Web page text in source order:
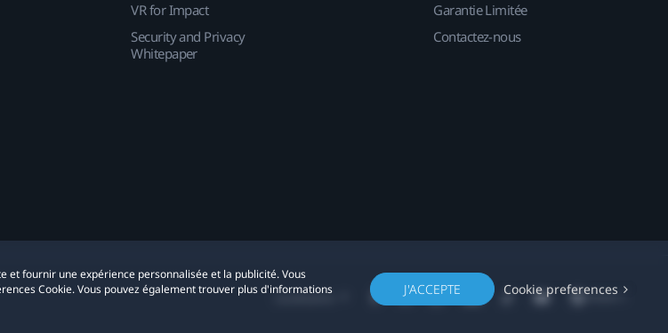
et fournir une expérience personnalisée et la publicité. Vous
Cookie. Vous pouvez également trouver plus d'informations
J'ACCEPTE Cookie preferences
VR for Impact
Security and Privacy
Whitepaper
Garantie Limitée
Contactez-nous
Localisation